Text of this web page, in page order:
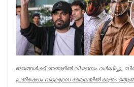
ജനങ്ങൾക്ക് ഞങ്ങളിൽ വിശ്വാസം വർദ്ധിച്ചു,
പ്രതിഷേധം വിദ്യാഭ്യാസ മേഖലയിൽ മാത്രം